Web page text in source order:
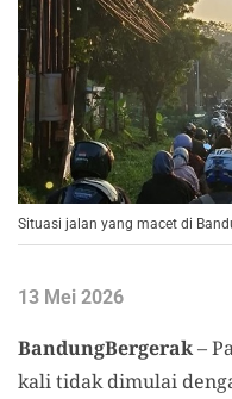
Situasi jalan yang macet di
13 Mei 2026
BandungBergerak–
kali tidak dimulai